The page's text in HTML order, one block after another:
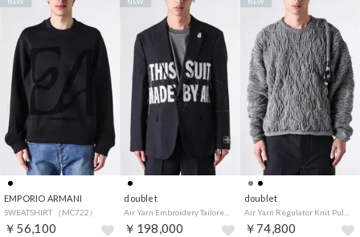
EMPORIO ARMANI
SWEATSHIRT （MC722）
￥56,100
doublet
￥198,000
doublet
￥74,800